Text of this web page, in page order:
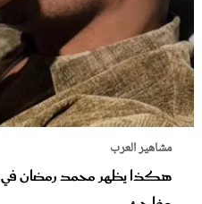
مشاهير العرب
هكذا يظهر محمد رمضان